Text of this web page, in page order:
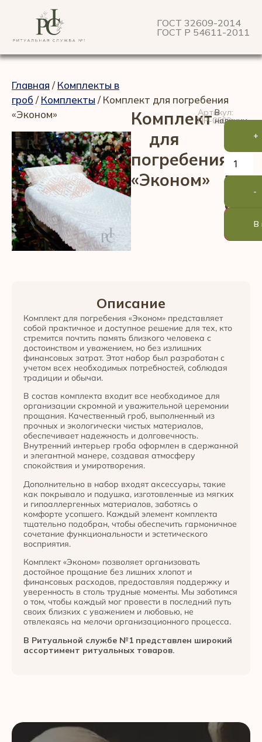
ГОСТ 32609-2014
ГОСТ Р 54611-2011
Главная /Комплекты в
гроб /Комплекты / Комплект для погребения
«Эконом»
Комплект
для
погребения
«Эконом»
Артикул:
ПР-050Э
В
наличии
3
+
-
В
Описание
Комплект для погребения «Эконом» представляет
собой практичное и доступное решение для тех, кто
стремится почтить память близкого человека с
достоинством и уважением, но без излишних
финансовых затрат. Этот набор был разработан с
учетом всех необходимых потребностей, соблюдая
традиции и обычаи.
В состав комплекта входит все необходимое для
организации скромной и уважительной церемонии
прощания. Качественный гроб, выполненный из
прочных и экологически чистых материалов,
обеспечивает надежность и долговечность.
Внутренний интерьер гроба оформлен в сдержанной
и элегантной манере, создавая атмосферу
спокойствия и умиротворения.
Дополнительно в набор входят аксессуары, такие
как покрывало и подушка, изготовленные из мягких
и гипоаллергенных материалов, заботясь о
комфорте усопшего. Каждый элемент комплекта
тщательно подобран, чтобы обеспечить гармоничное
сочетание функциональности и эстетического
восприятия.
Комплект «Эконом» позволяет организовать
достойное прощание без лишних хлопот и
финансовых расходов, предоставляя поддержку и
уверенность в столь трудные моменты. Мы заботимся
о том, чтобы каждый мог провести в последний путь
своих близких с уважением и любовью, не
отвлекаясь на мелочи организационного процесса.
В Ритуальной службе №1 представлен широкий
ассортимент ритуальных товаров.